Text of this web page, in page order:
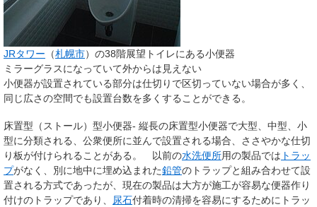
JRタワー （札幌市）の38階展望トイレにある小便器
ミラーグラスになっていて外からは見えない
小便器が設置されている部分は仕切りで区切っていない場合が多く、
同じ広さの空間でも設置台数を多くすることができる。
床置型（ストール）型小便器- 縦長の床置型小便器で大型、中型、小
型に分類される、公衆便所に並んで設置される場合、ささやかな仕切
り板が付けられることがある。 以前の水洗便所用の製品では トラッ
プがなく、別に地中に埋め込まれた鉛管のトラップと組み合わせて設
置される方式であったが、現在の製品は大方が施工が容易な便器作り
付けのトラップであり、 尿石付着時の清掃を容易にするためにトラッ